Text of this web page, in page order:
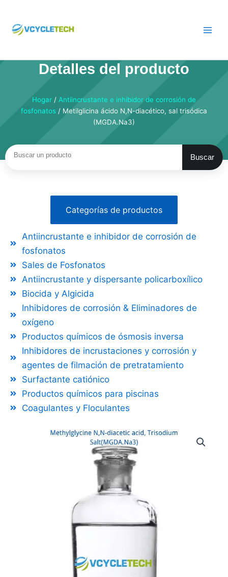
contenido
Detalles del producto
Hogar / Antiincrustante e inhibidor de corrosión de
fosfonatos / Metilglicina ácido N,N-diacético, sal trisódica
(MGDA.Na3)
Buscar
Categorías de productos
Antiincrustante e inhibidor de corrosión de
fosfonatos
Sales de Fosfonatos
Antiincrustante y dispersante policarboxílico
Biocida y Algicida
Inhibidores de corrosión & Eliminadores de
oxígeno
Productos químicos de ósmosis inversa
Inhibidores de incrustaciones y corrosión y
agentes de filmación de pretratamiento
Surfactante catiónico
Productos químicos para piscinas
Coagulantes y Floculantes